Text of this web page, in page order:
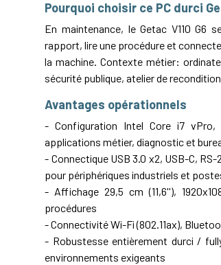
Pourquoi choisir ce PC durci
En maintenance, le Getac V110 G6
rapport, lire une procédure et
la machine. Contexte métier:
sécurité publique, atelier de
Avantages opérationnels
- Configuration Intel Core i7 vPro,
applications métier, diagnostic et
- Connectique USB 3.0 x2, USB-C,
pour périphériques industriels et
- Affichage 29,5 cm (11,6''),
procédures
- Connectivité Wi-Fi (802.11ax),
- Robustesse entièrement durci /
environnements exigeants